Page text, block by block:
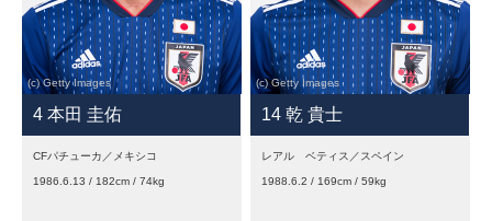
4 本田 圭佑
CFパチューカ／メキシコ
1986.6.13 / 182cm / 74kg
14 乾 貴士
レアル ベティス／スペイン
1988.6.2 / 169cm / 59kg